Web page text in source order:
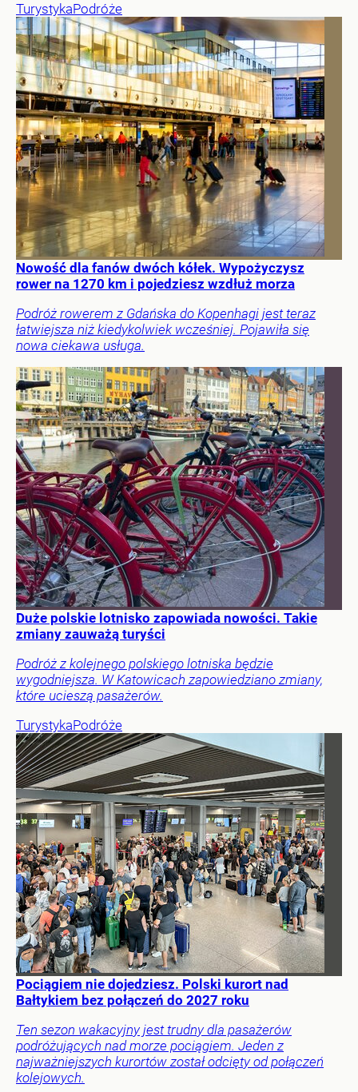
TurystykaPodróże
Nowość dla fanów dwóch kółek. Wypożyczysz
rower na 1270 km i pojedziesz wzdłuż morza
Podróż rowerem z Gdańska do Kopenhagi jest teraz
łatwiejsza niż kiedykolwiek wcześniej. Pojawiła się
nowa ciekawa usługa.
Duże polskie lotnisko zapowiada nowości. Takie
zmiany zauważą turyści
Podróż z kolejnego polskiego lotniska będzie
wygodniejsza. W Katowicach zapowiedziano zmiany,
które ucieszą pasażerów.
TurystykaPodróże
Pociągiem nie dojedziesz. Polski kurort nad
Bałtykiem bez połączeń do 2027 roku
Ten sezon wakacyjny jest trudny dla pasażerów
podróżujących nad morze pociągiem. Jeden z
najważniejszych kurortów został odcięty od połączeń
kolejowych.